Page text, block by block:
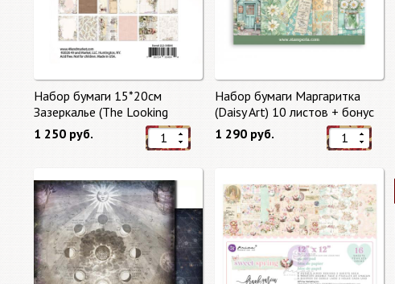
Набор бумаги 15*20см
Зазеркалье (The Looking
Glass) 27 листов от 49 Market
1 250 руб.
Набор бумаги Маргаритка
(Daisy Art) 10 листов + бонус
от Stamperia
1 290 руб.